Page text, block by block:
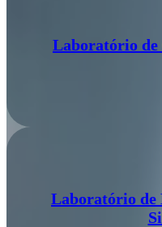
Laboratório de
Laboratório de